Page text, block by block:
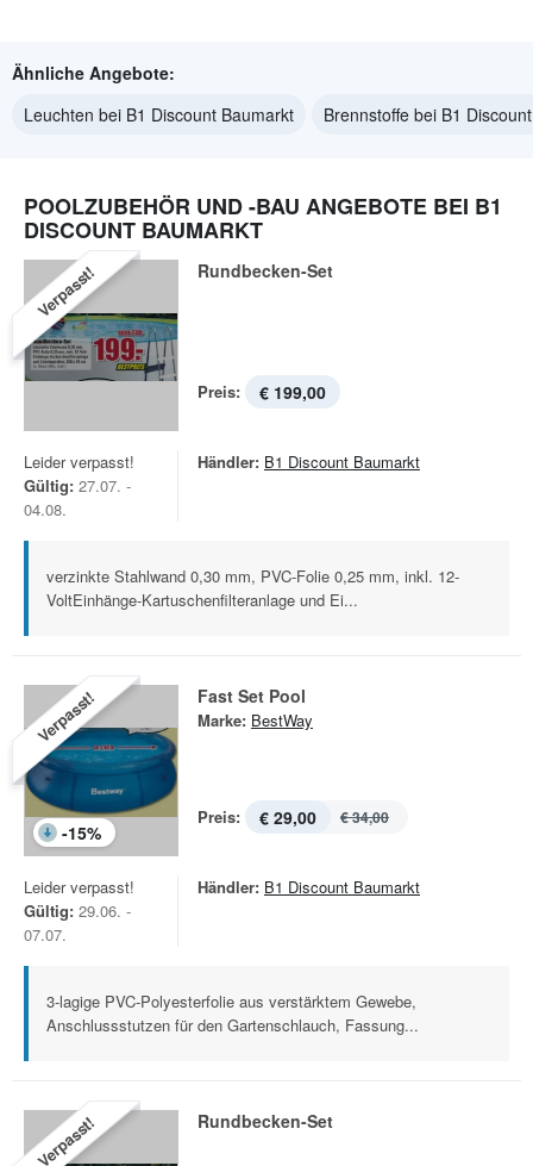
Ähnliche Angebote:
Leuchten bei B1 Discount Baumarkt
Brennstoffe bei B1
POOLZUBEHÖR UND -BAU ANGEBOTE BEI B1
DISCOUNT BAUMARKT
Verpasst! Rundbecken-Set
Preis: € 199,00
Leider verpasst!
Gültig: 27.07. -
04.08.
Händler: B1 Discount Baumarkt
verzinkte Stahlwand 0,30 mm, PVC-Folie 0,25 mm, inkl. 12-
VoltEinhänge-Kartuschenfilteranlage und Ei...
Verpasst!
-15%
Fast Set Pool
Marke: BestWay
Preis: € 29,00 € 34,00
Leider verpasst!
Gültig: 29.06. -
07.07.
Händler: B1 Discount Baumarkt
3-lagige PVC-Polyesterfolie aus verstärktem Gewebe,
Anschlussstutzen für den Gartenschlauch, Fassung...
Verpasst! Rundbecken-Set